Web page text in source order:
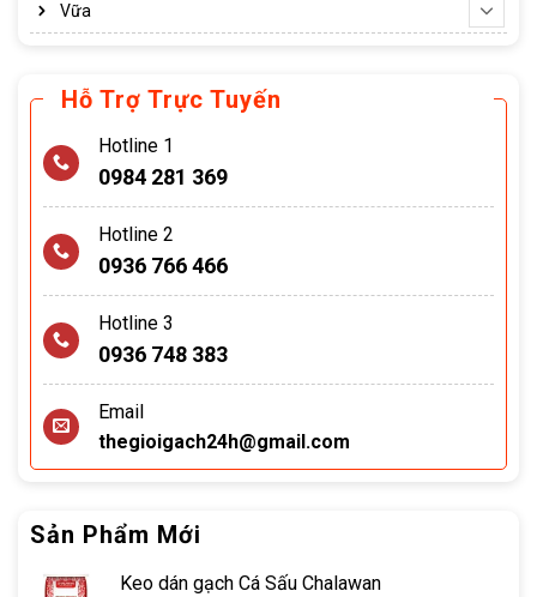
Vữa
Hỗ Trợ Trực Tuyến
Hotline 1
0984 281 369
Hotline 2
0936 766 466
Hotline 3
0936 748 383
Email
thegioigach24h@gmail.com
Sản Phẩm Mới
Keo dán gạch Cá Sấu Chalawan